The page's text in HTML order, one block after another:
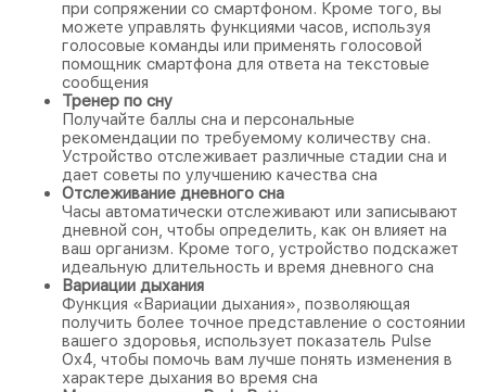
при сопряжении со смартфоном. Кроме того, вы
можете управлять функциями часов, используя
голосовые команды или применять голосовой
помощник смартфона для ответа на текстовые
сообщения
Тренер по сну
Получайте баллы сна и персональные
рекомендации по требуемому количеству сна.
Устройство отслеживает различные стадии сна и
дает советы по улучшению качества сна
Отслеживание дневного сна
Часы автоматически отслеживают или записывают
дневной сон, чтобы определить, как он влияет на
ваш организм. Кроме того, устройство подскажет
идеальную длительность и время дневного сна
Вариации дыхания
Функция «Вариации дыхания», позволяющая
получить более точное представление о состоянии
вашего здоровья, использует показатель Pulse
Ox4, чтобы помочь вам лучше понять изменения в
характере дыхания во время сна